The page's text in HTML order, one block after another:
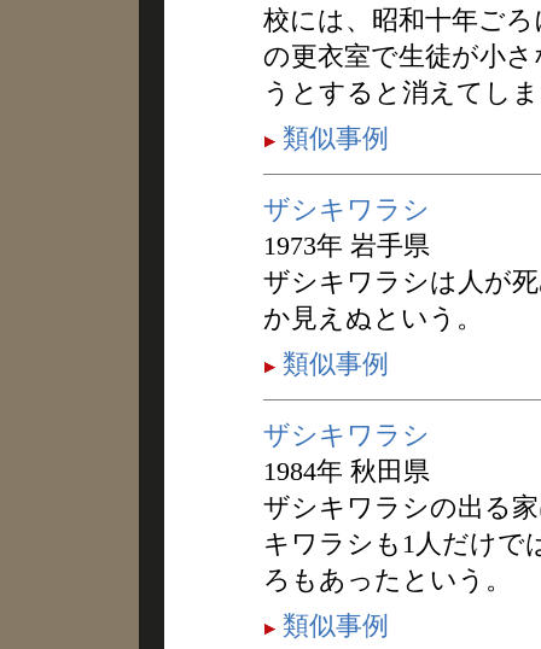
校には、昭和十年ご
の更衣室で生徒が小
うとすると消えてし
類似事例
ザシキワラシ
1973年 岩手県
ザシキワラシは人が
か見えぬという。
類似事例
ザシキワラシ
1984年 秋田県
ザシキワラシの出る
キワラシも1人だけで
ろもあったという。
類似事例